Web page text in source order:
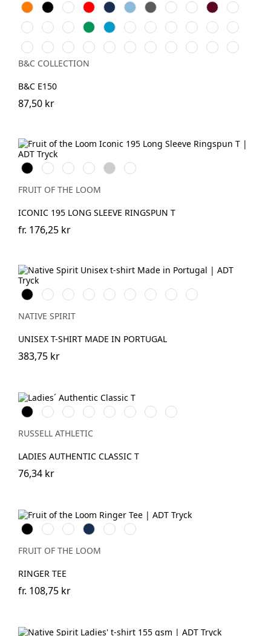
OrangeBlackWhiteRöd Navy Sky
Blue
Dark
Grey
Royal
Blue
Sand Burgundy
Bottle
Green
Gold
NaturalFuchsia
Kelly
Green
Azure
Blue
ApricotDenimTurquoise
Solar
Yellow
Millenial
Khaki
Sport
Grey
Urban
Khaki
Fire
Red
Millenial
Pink
Urban
Purple
Orchid
Green
Diva
Blue
Ash Pistachio
Real
Turquoise
Bear
Brown
Deep
Red
B&C COLLECTION
B&C E150
87,50 kr
BlackWhiteRed
Royal
Blue
Heather
Grey
Deep
Navy
FRUIT OF THE LOOM
ICONIC 195 LONG SLEEVE RINGSPUN T
fr. 176,25 kr
Svart Vit
Navy
Blue
Poppy
Red
Celadon
Green
Amethyst
Blue
Arctic
Blue
Sun
Yellow
Pomelo
NATIVE SPIRIT
UNISEX T-SHIRT MADE IN PORTUGAL
383,75 kr
BlackWhiteFrench
Navy
Bright
Royal
Classic
Red
NaturalConvoy
Grey
Light
Oxford
RUSSELL ATHLETIC
LADIES AUTHENTIC CLASSIC T
76,34 kr
BlackWhiteRed Navy Royal
Blue
Sunflower
FRUIT OF THE LOOM
RINGER TEE
fr. 108,75 kr